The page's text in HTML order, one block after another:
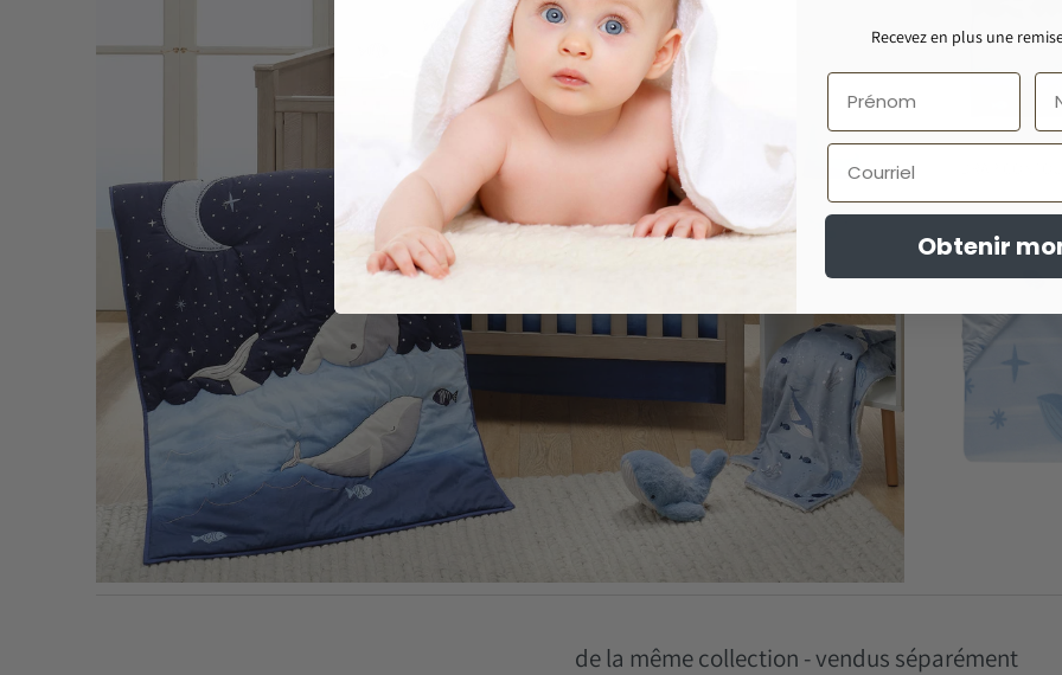
de la même collection - vendus séparément
Recevez en plus une
Courriel
Obtenir